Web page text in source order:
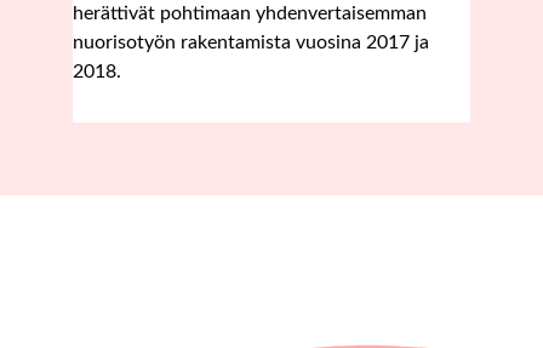
herättivät pohtimaan yhdenvertaisemman
nuorisotyön rakentamista vuosina 2017 ja
2018.